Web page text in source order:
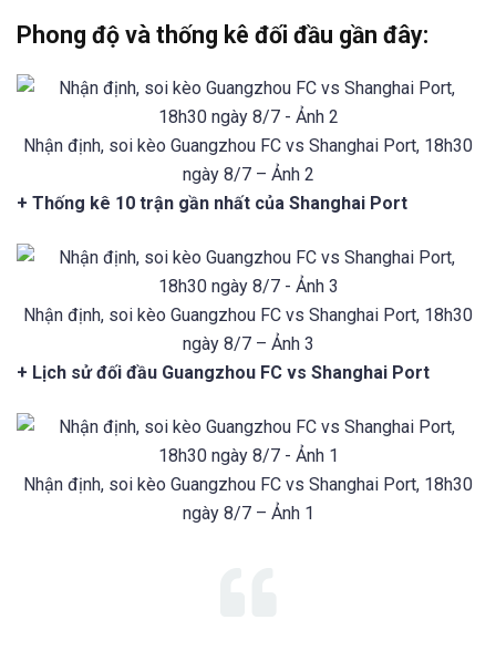
Phong độ và thống kê đối đầu gần đây:
Nhận định, soi kèo Guangzhou FC vs Shanghai Port, 18h30
ngày 8/7 – Ảnh 2
+ Thống kê 10 trận gần nhất của Shanghai Port
Nhận định, soi kèo Guangzhou FC vs Shanghai Port, 18h30
ngày 8/7 – Ảnh 3
+ Lịch sử đối đầu Guangzhou FC vs Shanghai Port
Nhận định, soi kèo Guangzhou FC vs Shanghai Port, 18h30
ngày 8/7 – Ảnh 1